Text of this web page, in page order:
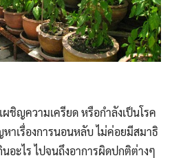
ผชิญความเครียด หรือกำลังเป็นโรค
าเรื่องการนอนหลับ ไม่ค่อยมีสมาธิ
อะไร ไปจนถึงอาการผิดปกติต่างๆ